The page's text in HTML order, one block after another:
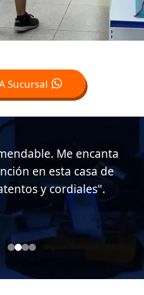
Sucursal
al cliente en esta
muy atentos conmigo.
hace casi 15 años".